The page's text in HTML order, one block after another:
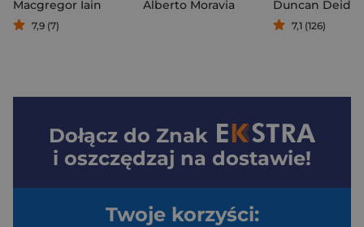
Macgregor Iain
7,9 (7)
Alberto Moravia
Duncan Deidra
7,1 (126)
Dołącz do Znak
i oszczędzaj na dostawie!
Twoje korzyści: